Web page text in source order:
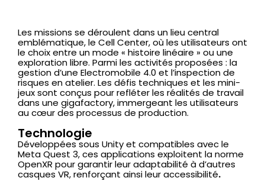
Les missions se déroulent dans un lieu central
emblématique, le Cell Center, où les utilisateurs ont
le choix entre un mode « histoire linéaire » ou une
exploration libre. Parmi les activités proposées : la
gestion d’une Electromobile 4.0 et l’inspection de
risques en atelier. Les défis techniques et les mini-
jeux sont conçus pour refléter les réalités de travail
dans une gigafactory, immergeant les utilisateurs
au cœur des processus de production.
Technologie
Développées sous Unity et compatibles avec le
Meta Quest 3, ces applications exploitent la norme
OpenXR pour garantir leur adaptabilité à d’autres
casques VR, renforçant ainsi leur accessibilité.